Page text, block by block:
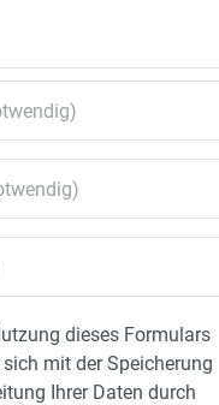
dieses Formulars
mit der Speicherung
Ihrer Daten durch